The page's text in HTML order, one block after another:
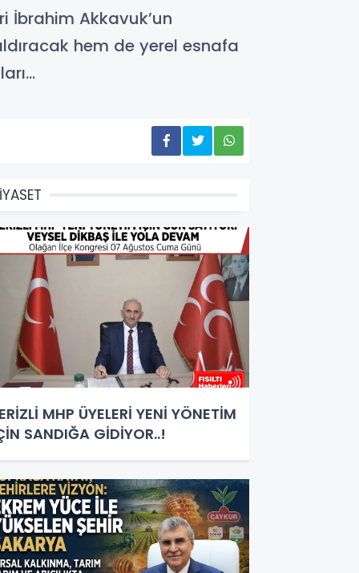
İbrahim Akkavuk’un
hem de yerel esnafa
MHP ÜYELERİ YENİ YÖNETİM
SANDIĞA GİDİYOR..!